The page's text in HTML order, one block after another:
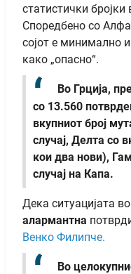
статистички бројки
Споредбено со
сојот е минимално
како „опасно“.
Во Грција,
со 13.560
вкупниот број
случај, Делта со
кои два нови),
случај на Капа.
Дека ситуацијата
алармантна
Венко Филипче.
Во